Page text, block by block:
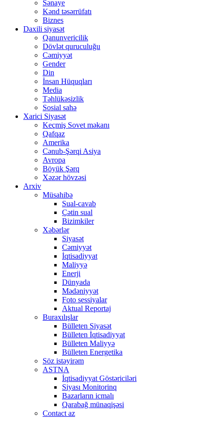
Sənaye
Kənd təsərrüfatı
Biznes
Daxili siyasət
Qanunvericilik
Dövlət quruculuğu
Cəmiyyət
Gender
Din
İnsan Hüquqları
Media
Təhlükəsizlik
Sosial sahə
Xarici Siyasət
Keçmiş Sovet məkanı
Qafqaz
Amerika
Cənub-Şərqi Asiya
Avropa
Böyük Şərq
Xəzər hövzəsi
Arxiv
Müsahibə
Sual-cavab
Çətin sual
Bizimkiler
Xəbərlər
Siyasət
Cəmiyyət
İqtisadiyyat
Maliyyə
Enerji
Dünyada
Mədəniyyət
Foto sessiyalar
Aktual Reportaj
Buraxılışlar
Bülleten Siyasət
Bülleten İqtisadiyyat
Bülleten Maliyyə
Bülleten Energetika
Söz istəyirəm
ASTNA
İqtisadiyyat Göstəriciləri
Siyası Monitorinq
Bazarların icmalı
Qarabağ münaqişəsi
Contact az